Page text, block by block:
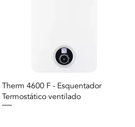
Therm 4600 F - Esquentador
Termostático ventilado